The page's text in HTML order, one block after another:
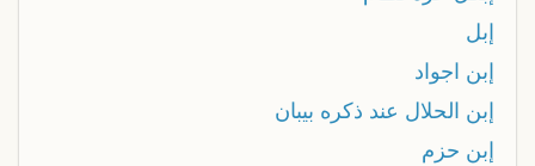
إبل
إبن اجواد
إبن الحلال عند ذكره بيبان
إبن حزم